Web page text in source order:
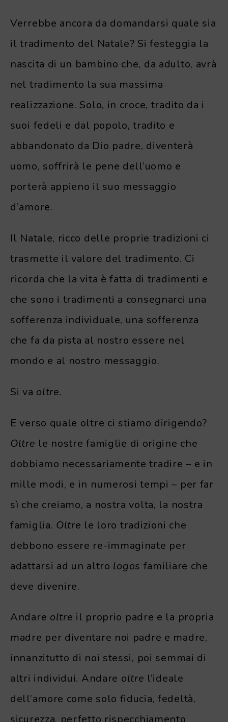
Verrebbe ancora da domandarsi quale sia
il tradimento del Natale? Si festeggia la
nascita di un bambino che, da adulto, avrà
nel tradimento la sua massima
realizzazione. Solo, in croce, tradito da i
suoi fedeli e dal popolo, tradito e
abbandonato da Dio padre, diventerà
uomo, soffrirà le pene dell’uomo e
porterà appieno il suo messaggio
d’amore.
Il Natale, ricco delle proprie tradizioni ci
trasmette il valore del tradimento. Ci
ricorda che la vita è fatta di tradimenti e
che sono i tradimenti a consegnarci una
sofferenza individuale, una sofferenza
che fa da pista al nostro essere nel
mondo e al nostro messaggio.
Si va oltre.
E verso quale oltre ci stiamo dirigendo?
Oltre le nostre famiglie di origine che
dobbiamo necessariamente tradire – e in
mille modi, e in numerosi tempi – per far
sì che creiamo, a nostra volta, la nostra
famiglia. Oltre le loro tradizioni che
debbono essere re-immaginate per
adattarsi ad un altro logos familiare che
deve divenire.
Andare oltre il proprio padre e la propria
madre per diventare noi padre e madre,
innanzitutto di noi stessi, poi semmai di
altri individui. Andare oltre l’ideale
dell’amore come solo fiducia, fedeltà,